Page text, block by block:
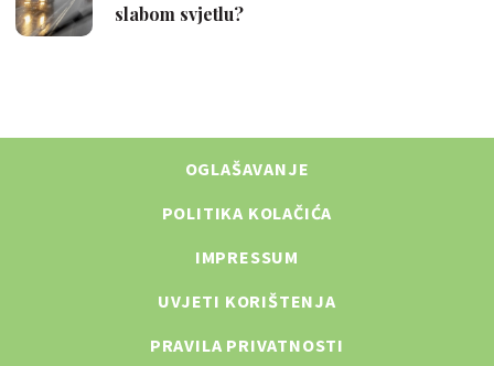
OGLAŠAVANJE
POLITIKA KOLAČIĆA
IMPRESSUM
UVJETI KORIŠTENJA
PRAVILA PRIVATNOSTI